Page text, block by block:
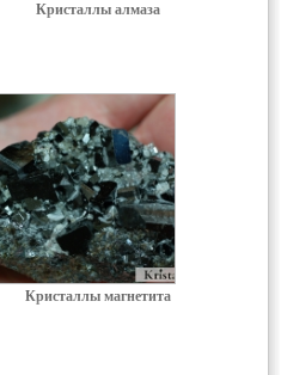
Кристаллы алмаза
Кристаллы магнетита